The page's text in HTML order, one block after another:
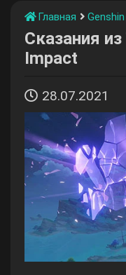
Главная
Сказания
Impact
28.07.2021